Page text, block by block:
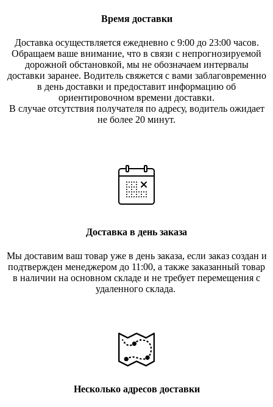
Время доставки
Доставка осуществляется ежедневно с 9:00 до 23:00 часов.
Обращаем ваше внимание, что в связи с непрогнозируемой
дорожной обстановкой, мы не обозначаем интервалы
доставки заранее. Водитель свяжется с вами заблаговременно
в день доставки и предоставит информацию об
ориентировочном времени доставки.
В случае отсутствия получателя по адресу, водитель ожидает
не более 20 минут.
Доставка в день заказа
Мы доставим ваш товар уже в день заказа, если заказ создан и
подтвержден менеджером до 11:00, а также заказанный товар
в наличии на основном складе и не требует перемещения с
удаленного склада.
Несколько адресов доставки